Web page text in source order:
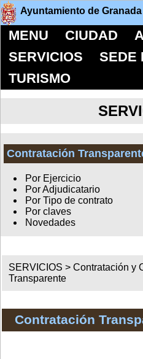
Ayuntamiento de Granada
MENU CIUDAD
SERVICIOS
SEDE
TURISMO
Contratación
Por Ejercicio
Por Adjudicatario
Por Tipo de contrato
Por claves
Novedades
SERVICIOS >Contratación y
Transparente
Contratación